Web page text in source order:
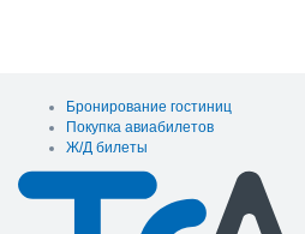
Бронирование гостиниц
Покупка авиабилетов
Ж/Д билеты